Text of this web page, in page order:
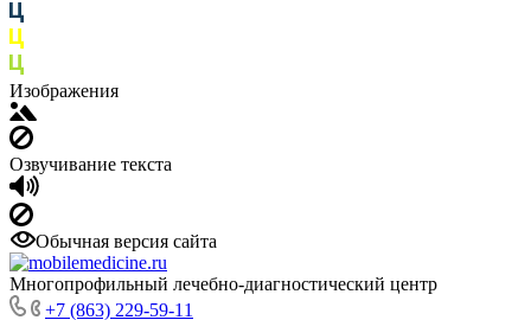
Изображения
Озвучивание текста
Обычная версия сайта
Многопрофильный лечебно-диагностический центр
+7 (863) 229-59-11